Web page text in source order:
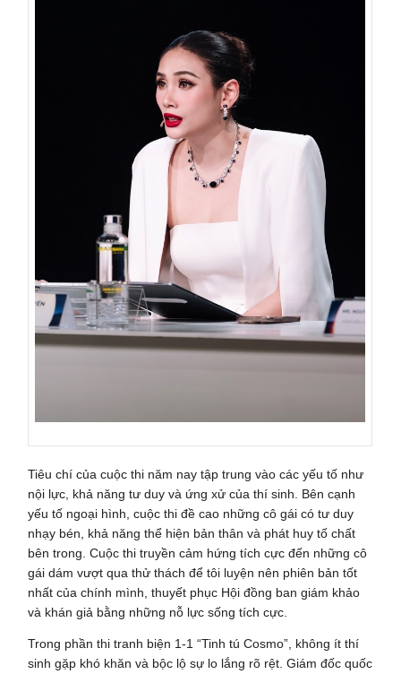
Tiêu chí của cuộc thi năm nay tập trung vào các yếu tố như
nội lực, khả năng tư duy và ứng xử của thí sinh. Bên cạnh
yếu tố ngoại hình, cuộc thi đề cao những cô gái có tư duy
nhạy bén, khả năng thể hiện bản thân và phát huy tố chất
bên trong. Cuộc thi truyền cảm hứng tích cực đến những cô
gái dám vượt qua thử thách để tôi luyện nên phiên bản tốt
nhất của chính mình, thuyết phục Hội đồng ban giám khảo
và khán giả bằng những nỗ lực sống tích cực.
Trong phần thi tranh biện 1-1 “Tinh tú Cosmo”, không ít thí
sinh gặp khó khăn và bộc lộ sự lo lắng rõ rệt. Giám đốc quốc